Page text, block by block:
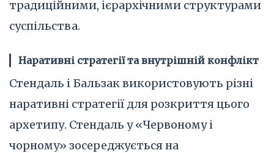
традиційними, ієрархічними структурами
суспільства.
Наративні стратегії та внутрішній конфлікт
Стендаль і Бальзак використовують різні
наративні стратегії для розкриття цього
архетипу. Стендаль у «Червоному і
чорному» зосереджується на